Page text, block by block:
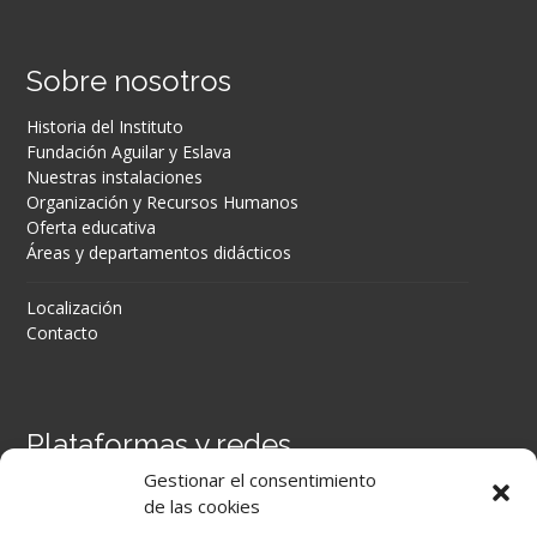
Gestionar el consentimiento
de las cookies
Sobre nosotros
Historia del Instituto
Fundación Aguilar y Eslava
Nuestras instalaciones
Organización y Recursos Humanos
Oferta educativa
Áreas y departamentos didácticos
Localización
Contacto
Plataformas y redes